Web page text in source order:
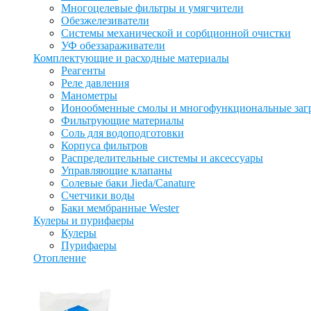
Многоцелевые фильтры и умягчители
Обезжелезиватели
Системы механической и сорбционной очистки
УФ обеззараживатели
Комплектующие и расходные материалы
Реагенты
Реле давления
Манометры
Ионообменные смолы и многофункциональные
Фильтрующие материалы
Соль для водоподготовки
Корпуса фильтров
Распределительные системы и аксессуары
Управляющие клапаны
Солевые баки Jieda/Canature
Счетчики воды
Баки мембранные Wester
Кулеры и пурифаеры
Кулеры
Пурифаеры
Отопление